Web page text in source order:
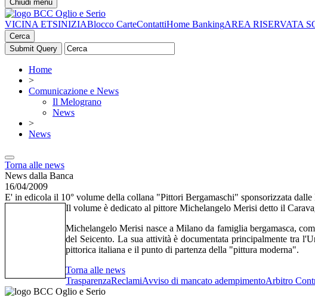
Chiudi menu
VICINA ETSINIZIABlocco CarteContattiHome BankingAREA RISERVATA
Cerca
Home
>
Comunicazione e News
Il Melograno
News
>
News
Torna alle news
News dalla Banca
16/04/2009
E' in edicola il 10° volume della collana "Pittori Bergamaschi" sponsorizzata
Il volume è dedicato al pittore Michelangelo Merisi detto il
Michelangelo Merisi nasce a Milano da famiglia bergamasca,
del Seicento. La sua attività è documentata principalmente tra
pittorica italiana e il punto di partenza della "pittura moderna".
Torna alle news
TrasparenzaReclamiAvviso di mancato adempimentoArbitro